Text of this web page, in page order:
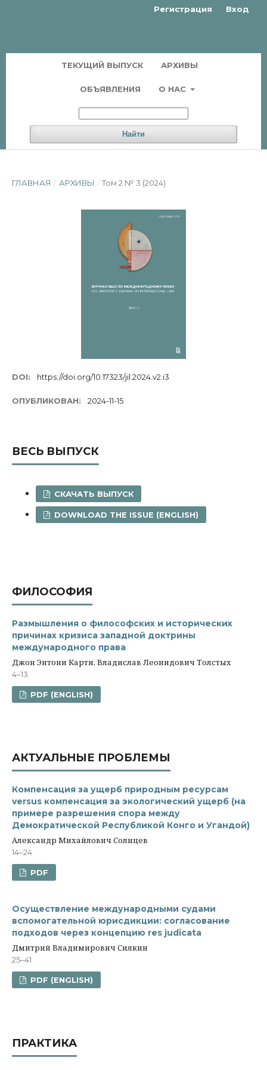
ТЕКУЩИЙ ВЫПУСК АРХИВЫ
ОБЪЯВЛЕНИЯ О НАС
Найти
Регистрация Вход
ГЛАВНАЯ / АРХИВЫ / Том 2 № 3 (2024)
DOI: https://doi.org/10.17323/jil.2024.v2.i3
ОПУБЛИКОВАН: 2024-11-15
ВЕСЬ ВЫПУСК
СКАЧАТЬ ВЫПУСК
DOWNLOAD THE ISSUE (ENGLISH)
ФИЛОСОФИЯ
Размышления о философских и исторических
причинах кризиса западной доктрины
международного права
Джон Энтони Карти, Владислав Леонидович Толстых
4–13
PDF (ENGLISH)
АКТУАЛЬНЫЕ ПРОБЛЕМЫ
Компенсация за ущерб природным ресурсам
versus компенсация за экологический ущерб (на
примере разрешения спора между
Демократической Республикой Конго и Угандой)
Александр Михайлович Солнцев
14–24
PDF
Осуществление международными судами
вспомогательной юрисдикции: согласование
подходов через концепцию res judicata
Дмитрий Владимирович Силкин
25–41
PDF (ENGLISH)
ПРАКТИКА